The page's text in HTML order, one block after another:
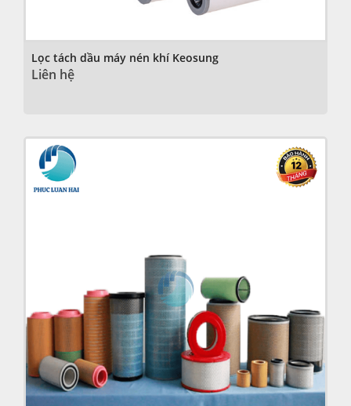
Lọc tách dầu máy nén khí Keosung
Liên hệ